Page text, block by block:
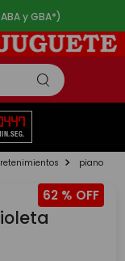
y GBA*)
47
SEG.
piano
62 %